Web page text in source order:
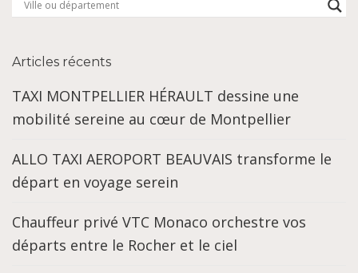
Articles récents
TAXI MONTPELLIER HÉRAULT dessine une
mobilité sereine au cœur de Montpellier
ALLO TAXI AEROPORT BEAUVAIS transforme le
départ en voyage serein
Chauffeur privé VTC Monaco orchestre vos
départs entre le Rocher et le ciel